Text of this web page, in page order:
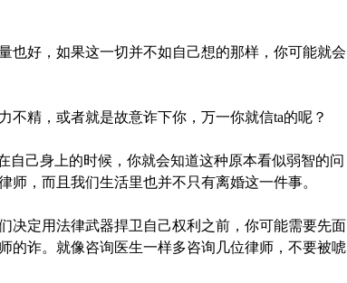
也好，如果这一切并不如自己想的那样，你可能就会
不精，或者就是故意诈下你，万一你就信ta的呢？
自己身上的时候，你就会知道这种原本看似弱智的问
师，而且我们生活里也并不只有离婚这一件事。
决定用法律武器捍卫自己权利之前，你可能需要先面
的诈。就像咨询医生一样多咨询几位律师，不要被唬